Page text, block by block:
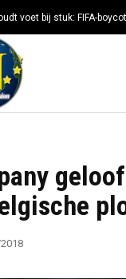
voet bij stuk: FIFA-